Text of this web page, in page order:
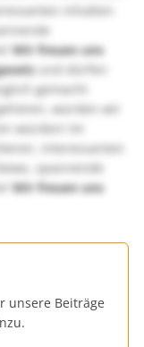
Inhalten
Wir freuen uns
und dürfen
gemacht
würden wir
würden! Im
interessanten
spannende
Wir freuen uns
unsere Beiträge